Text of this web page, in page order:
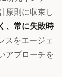
原則に収束し
、常に失敗時
スをエージェ
アプローチを